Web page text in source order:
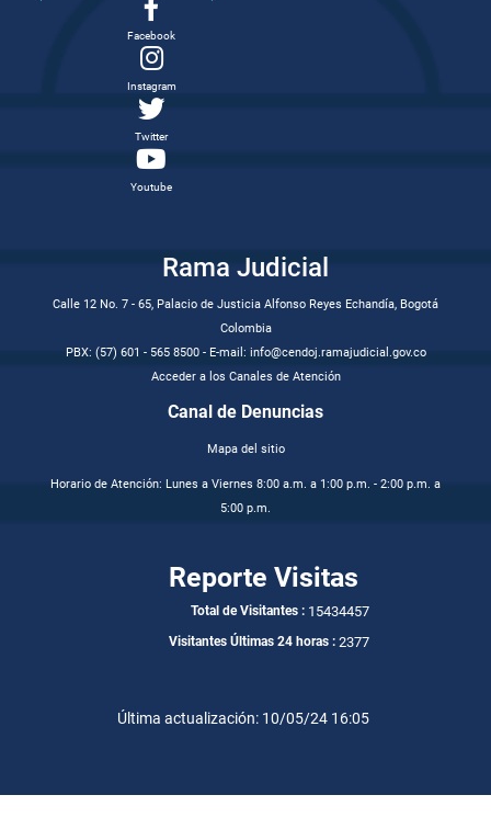
Facebook
Instagram
Twitter
Youtube
Rama Judicial
Calle 12 No. 7 - 65, Palacio de Justicia Alfonso Reyes Echandía, Bogotá
Colombia
PBX: (57) 601 - 565 8500 - E-mail: info@cendoj.ramajudicial.gov.co
Acceder a los Canales de Atención
Canal de Denuncias
Mapa del sitio
Horario de Atención: Lunes a Viernes 8:00 a.m. a 1:00 p.m. - 2:00 p.m. a
5:00 p.m.
Reporte Visitas
Total de Visitantes : 15434457
Visitantes Últimas 24 horas : 2377
Última actualización: 10/05/24 16:05